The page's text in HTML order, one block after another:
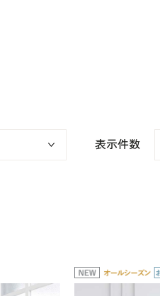
表示件数